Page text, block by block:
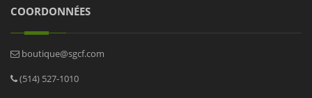
COORDONNÉES
boutique@sgcf.com
(514) 527-1010